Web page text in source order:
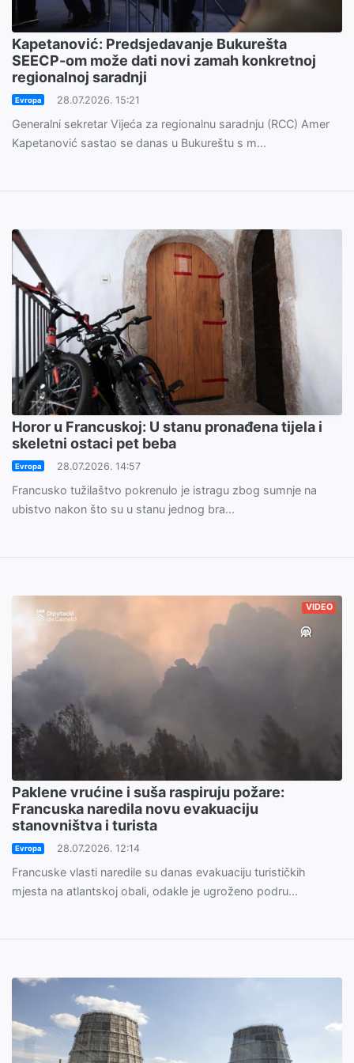
Kapetanović: Predsjedavanje Bukurešta
SEECP-om može dati novi zamah konkretnoj
regionalnoj saradnji
Evropa 28.07.2026. 15:21
Generalni sekretar Vijeća za regionalnu saradnju (RCC) Amer
Kapetanović sastao se danas u Bukureštu s m...
Horor u Francuskoj: U stanu pronađena tijela i
skeletni ostaci pet beba
Evropa 28.07.2026. 14:57
Francusko tužilaštvo pokrenulo je istragu zbog sumnje na
ubistvo nakon što su u stanu jednog bra...
VIDEO
Paklene vrućine i suša raspiruju požare:
Francuska naredila novu evakuaciju
stanovništva i turista
Evropa 28.07.2026. 12:14
Francuske vlasti naredile su danas evakuaciju turističkih
mjesta na atlantskoj obali, odakle je ugroženo podru...